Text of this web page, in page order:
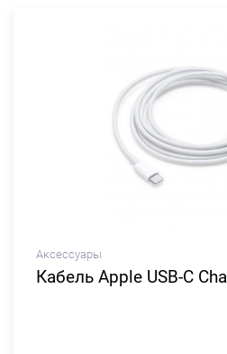
Аксессуары
Кабель Apple USB-C